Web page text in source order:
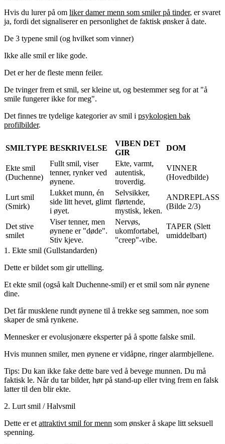
Hvis du lurer på om liker damer menn som smiler på tinder, er svaret
ja, fordi det signaliserer en personlighet de faktisk ønsker å date.
De 3 typene smil (og hvilket som vinner)
Ikke alle smil er like gode.
Det er her de fleste menn feiler.
De tvinger frem et smil, ser kleine ut, og bestemmer seg for at "å
smile fungerer ikke for meg".
Det finnes tre tydelige kategorier av smil i psykologien bak
profilbilder.
SMILTYPE BESKRIVELSE
VIBEN DET
GIR
DOM
Ekte smil
(Duchenne)
Fullt smil, viser
tenner, rynker ved
øynene.
Ekte, varmt,
autentisk,
troverdig.
VINNER
(Hovedbilde)
Lurt smil
(Smirk)
Lukket munn, én
side litt hevet, glimt
i øyet.
Selvsikker,
flørtende,
mystisk, leken.
ANDREPLASS
(Bilde 2/3)
Det stive
smilet
Viser tenner, men
øynene er "døde".
Stiv kjeve.
Nervøs,
ukomfortabel,
"creep"-vibe.
TAPER (Slett
umiddelbart)
1. Ekte smil (Gullstandarden)
Dette er bildet som gir uttelling.
Et ekte smil (også kalt Duchenne-smil) er et smil som når øynene
dine.
Det får musklene rundt øynene til å trekke seg sammen, noe som
skaper de små rynkene.
Mennesker er evolusjonære eksperter på å spotte falske smil.
Hvis munnen smiler, men øynene er vidåpne, ringer alarmbjellene.
Tips: Du kan ikke fake dette bare ved å bevege munnen. Du må
faktisk le. Når du tar bilder, hør på stand-up eller tving frem en falsk
latter til den blir ekte.
2. Lurt smil / Halvsmil
Dette er et attraktivt smil for menn som ønsker å skape litt seksuell
spenning.